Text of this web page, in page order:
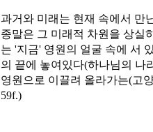
과거와 미래는 현재 속에서 만
종말은 그 미래적 차원을 상실
는 '지금' 영원의 얼굴 속에 서
의 끝에 놓여있다(하나님의 나
영원으로 이끌려 올라가는(고
59f.)